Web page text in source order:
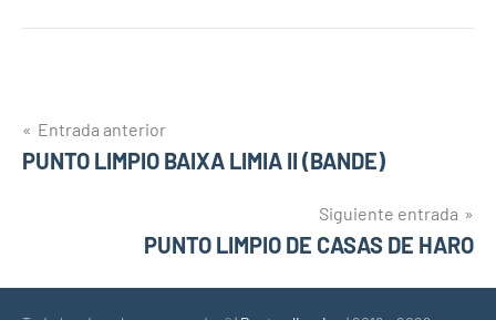
Navegación
de
Entrada anterior
PUNTO LIMPIO BAIXA LIMIA II (BANDE)
Siguiente entrada
PUNTO LIMPIO DE CASAS DE HARO